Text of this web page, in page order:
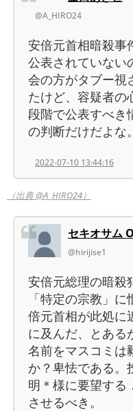
@A_HIRO24
安倍元首相暗殺事
公表されていない
会の方がタブー視
たけど、容疑者の
段階で公表すべき
の判断だけだよな。
2022-07-10 13:44:16
（出典 @A_HIRO24）
セキオサム
@hirijise1
安倍元総理の暗殺
「特定の宗教」
倍元首相が此処に
に及んだ、とある
名前をマスコミは
か？卑怯である。
明＊様に要望する
させるべき。